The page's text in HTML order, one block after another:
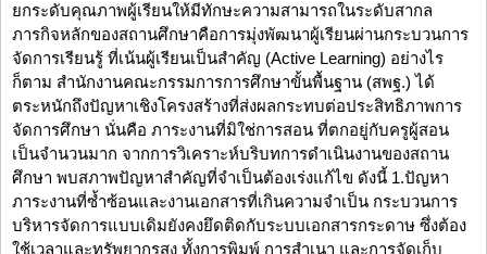
ยกระดับคุณภาพผู้เรียนให้มีทักษะความสามารถในระดับสากล
ภารกิจหลักของสถานศึกษาคือการมุ่งพัฒนาผู้เรียนผ่านกระบวนการ
จัดการเรียนรู้ ที่เน้นผู้เรียนเป็นสำคัญ (Active Learning) อย่างไร
ก็ตาม สำนักงานคณะกรรมการการศึกษาขั้นพื้นฐาน (สพฐ.) ได้
ตระหนักถึงปัญหาเชิงโครงสร้างที่ส่งผลกระทบต่อประสิทธิภาพการ
จัดการศึกษา นั่นคือ ภาระงานที่มิใช่การสอน ที่ตกอยู่กับครูผู้สอน
เป็นจำนวนมาก จากการวิเคราะห์บริบทการดำเนินงานของสถาน
ศึกษา พบสภาพปัญหาสำคัญที่จำเป็นต้องเร่งแก้ไข ดังนี้ 1.ปัญหา
ภาระงานที่ซ้ำซ้อนและงานเอกสารที่เกินความจำเป็น กระบวนการ
บริหารจัดการแบบเดิมยังคงยึดติดกับระบบเอกสารกระดาษ ซึ่งต้อง
ใช้เวลาและทรัพยากรสูง ทั้งการพิมพ์ การสำเนา และการจัดเก็บ